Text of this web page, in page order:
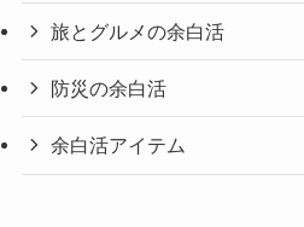
旅とグルメの余白活
防災の余白活
余白活アイテム